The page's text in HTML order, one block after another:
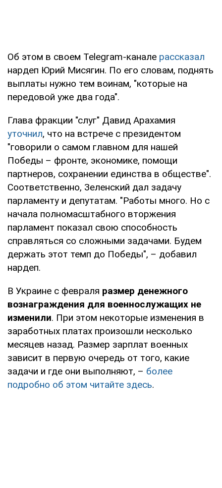
Об этом в своем Telegram-канале рассказал
нардеп Юрий Мисягин. По его словам, поднять
выплаты нужно тем воинам, "которые на
передовой уже два года".
Глава фракции "слуг" Давид Арахамия
уточнил, что на встрече с президентом
"говорили о самом главном для нашей
Победы – фронте, экономике, помощи
партнеров, сохранении единства в обществе".
Соответственно, Зеленский дал задачу
парламенту и депутатам. "Работы много. Но с
начала полномасштабного вторжения
парламент показал свою способность
справляться со сложными задачами. Будем
держать этот темп до Победы", – добавил
нардеп.
В Украине с февраля размер денежного
вознаграждения для военнослужащих не
изменили. При этом некоторые изменения в
заработных платах произошли несколько
месяцев назад. Размер зарплат военных
зависит в первую очередь от того, какие
задачи и где они выполняют, – более
подробно об этом читайте здесь.